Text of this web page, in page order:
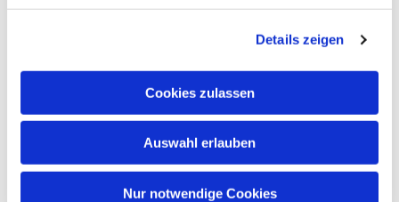
Details zeigen
Cookies zulassen
Auswahl erlauben
Nur notwendige Cookies